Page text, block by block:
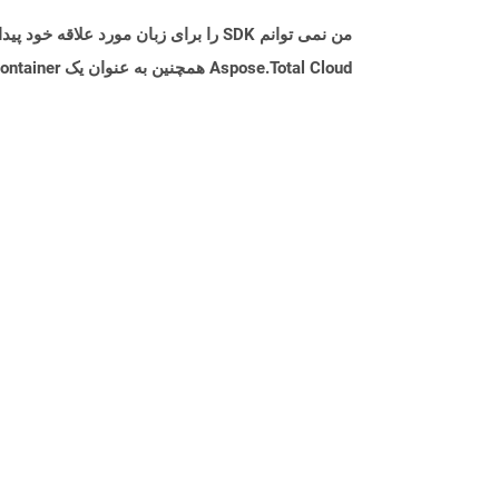
من نمی توانم SDK را برای زبان مورد علاقه خود پیدا کنم. باید چکار کنم؟
Aspose.Total Cloud همچنین به عنوان یک Docker Container در دسترس است. در صورتی که SDK مورد نیاز شما هنوز در دسترس نیست، از آن با cURL استفاده کنید.